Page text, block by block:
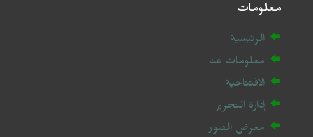
معلومات
الرئيسية
معلومات عنا
الافتتاحية
إدارة التحرير
معرض الصور